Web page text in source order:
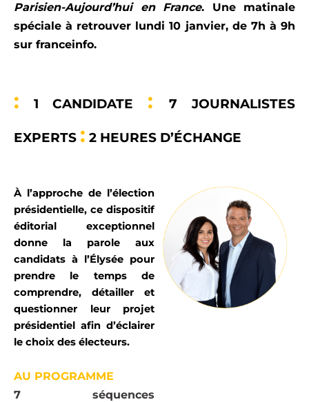
Parisien-Aujourd’hui en France. Une matinale
spéciale à retrouver lundi 10 janvier, de 7h à 9h
sur franceinfo.
: 1 CANDIDATE :7 JOURNALISTES
EXPERTS : 2 HEURES D’ÉCHANGE
À l’approche de l’élection
présidentielle, ce dispositif
éditorial exceptionnel
donne la parole aux
candidats à l’Élysée pour
prendre le temps de
comprendre, détailler et
questionner leur projet
présidentiel afin d’éclairer
le choix des électeurs.
AU PROGRAMME
7 séquences